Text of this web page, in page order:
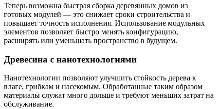
Теперь возможна быстрая сборка деревянных домов из
готовых модулей — это снижает сроки строительства и
повышает точность исполнения. Использование модульных
элементов позволяет быстро менять конфигурацию,
расширять или уменьшать пространство в будущем.
Древесина с нанотехнологиями
Нанотехнологии позволяют улучшить стойкость дерева к
влаге, грибкам и насекомым. Обработанные таким образом
материалы служат много дольше и требуют меньших затрат на
обслуживание.